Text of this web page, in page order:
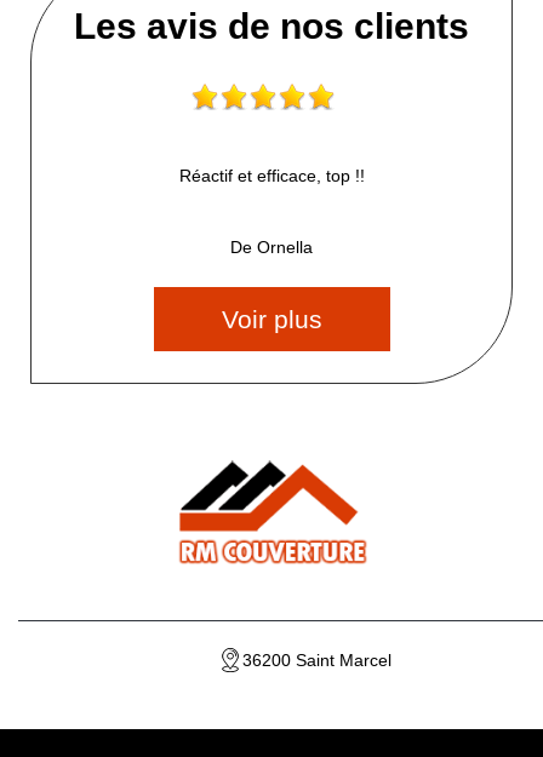
Les avis de nos clients
Réactif et efficace, top !!
De Ornella
Voir plus
36200 Saint Marcel